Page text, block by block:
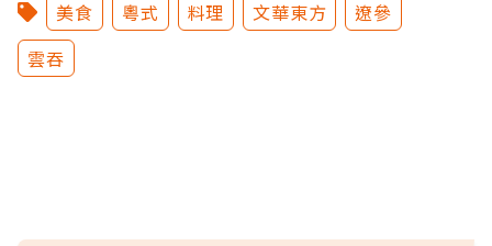
美食 粵式 料理 文華東方
遼參
雲吞